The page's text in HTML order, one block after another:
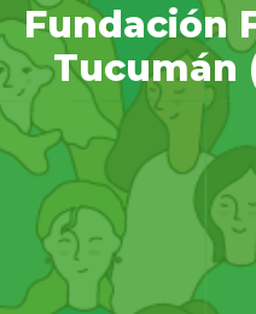
Fundación
Tucumán